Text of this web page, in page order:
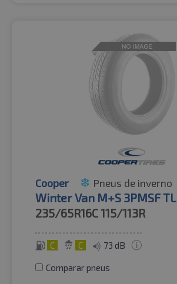
Cooper Pneus de inverno
Winter Van M+S 3PMSF TL
235/65R16C115/113R
C C 73 dB
Comparar pneus